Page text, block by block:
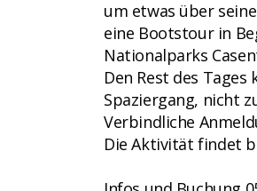
um etwas über
eine Bootstour in
Nationalparks
Den Rest des
Spaziergang, nicht
Verbindliche
Die Aktivität findet